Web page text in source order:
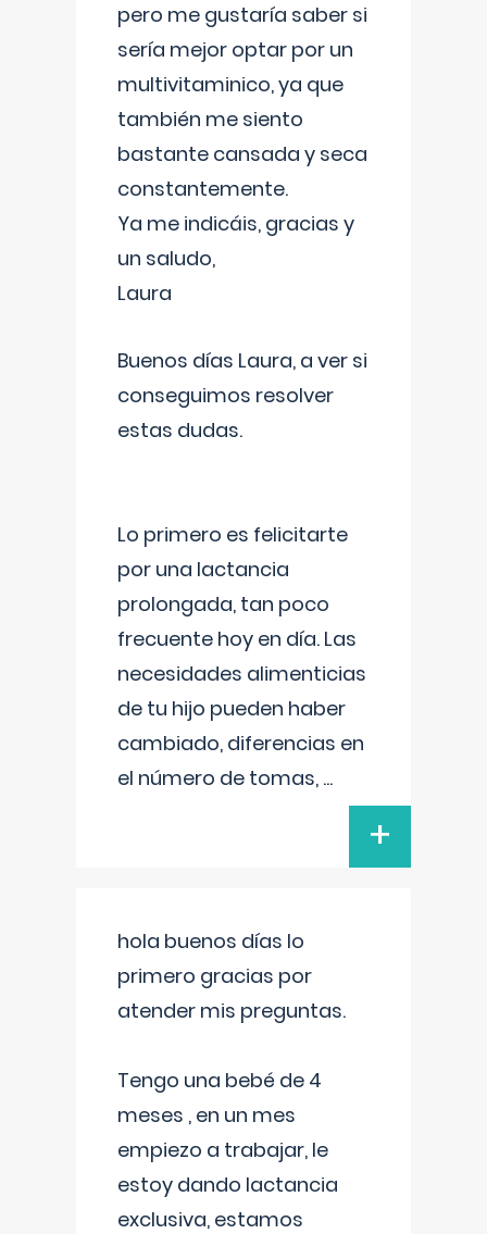
pero me gustaría saber si
sería mejor optar por un
multivitaminico, ya que
también me siento
bastante cansada y seca
constantemente.
Ya me indicáis, gracias y
un saludo,
Laura
Buenos días Laura, a ver si
conseguimos resolver
estas dudas.
Lo primero es felicitarte
por una lactancia
prolongada, tan poco
frecuente hoy en día. Las
necesidades alimenticias
de tu hijo pueden haber
cambiado, diferencias en
el número de tomas, ...
+
hola buenos días lo
primero gracias por
atender mis preguntas.
Tengo una bebé de 4
meses , en un mes
empiezo a trabajar, le
estoy dando lactancia
exclusiva, estamos